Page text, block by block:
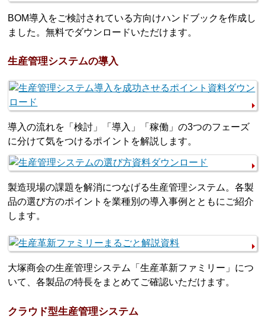
BOM導入をご検討されている方向けハンドブックを作成し
ました。無料でダウンロードいただけます。
生産管理システムの導入
導入の流れを「検討」「導入」「稼働」の3つのフェーズ
に分けて気をつけるポイントを解説します。
製造現場の課題を解消につなげる生産管理システム。各製
品の選び方のポイントを業種別の導入事例とともにご紹介
します。
大塚商会の生産管理システム「生産革新ファミリー」につ
いて、各製品の特長をまとめてご確認いただけます。
クラウド型生産管理システム